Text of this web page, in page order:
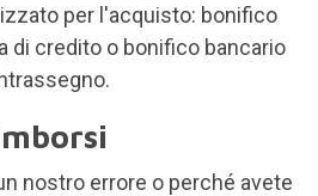
per l'acquisto: bonifico
di credito o bonifico bancario
nostro errore o perché avete